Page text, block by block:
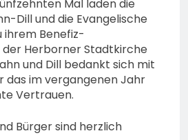
Kreis: 74-jähriger Claus-
Peter H. aus Felsberg wird
vermisst
5. August 2026
Mal laden die
Dill und die Evangelische
ihrem Benefiz-
Herborner Stadtkirche
und Dill bedankt sich mit
das im vergangenen Jahr
Vertrauen.
Bürger sind herzlich